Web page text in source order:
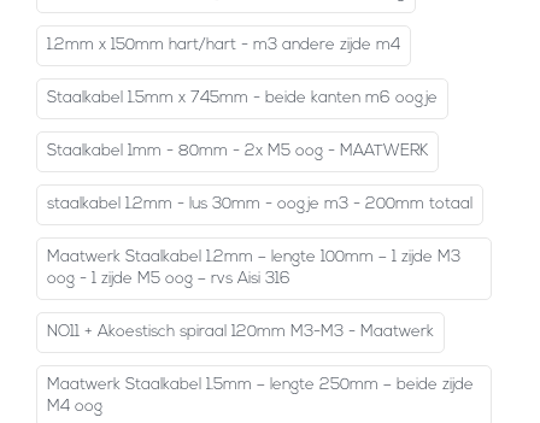
1.2mm x 150mm hart/hart - m3 andere zijde m4
Staalkabel 1.5mm x 745mm - beide kanten m6 oogje
Staalkabel 1mm - 80mm - 2x M5 oog - MAATWERK
staalkabel 1.2mm - lus 30mm - oogje m3 - 200mm totaal
Maatwerk Staalkabel 1.2mm – lengte 100mm – 1 zijde M3
oog - 1 zijde M5 oog – rvs Aisi 316
NO11 + Akoestisch spiraal 120mm M3-M3 - Maatwerk
Maatwerk Staalkabel 1.5mm – lengte 250mm – beide zijde
M4 oog